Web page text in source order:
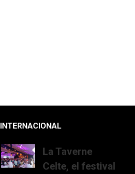
INTERNACIONAL
La Taverne
Celte, el festival